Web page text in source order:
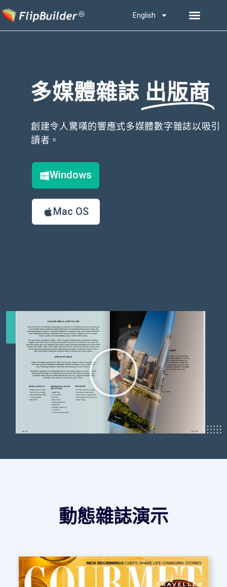
English
多媒體雜誌 出版商
創建令人驚嘆的響應式多媒體數字雜誌以吸引
讀者。
Windows
Mac OS
動態雜誌演示